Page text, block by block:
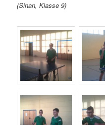
(Sinan, Klasse 9)